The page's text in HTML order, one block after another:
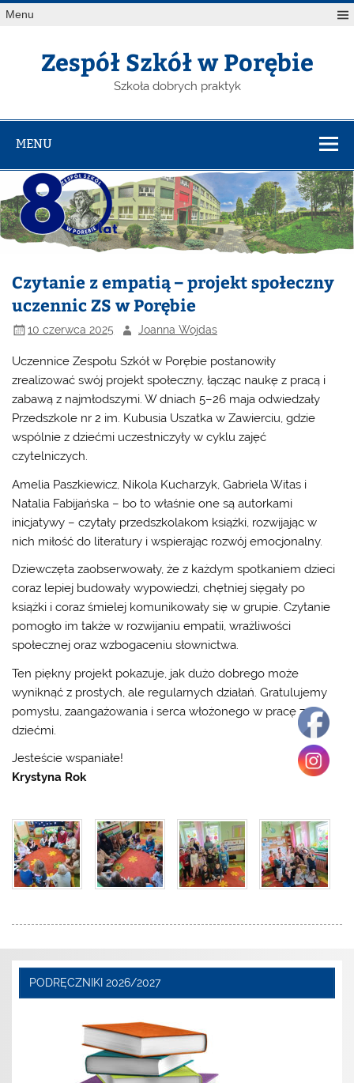
Menu
Zespół Szkół w Porębie
Szkoła dobrych praktyk
MENU
Czytanie z empatią – projekt społeczny
uczennic ZS w Porębie
10 czerwca 2025 Joanna Wojdas
Uczennice Zespołu Szkół w Porębie postanowiły
zrealizować swój projekt społeczny, łącząc naukę z pracą i
zabawą z najmłodszymi. W dniach 5–26 maja odwiedzały
Przedszkole nr 2 im. Kubusia Uszatka w Zawierciu, gdzie
wspólnie z dziećmi uczestniczyły w cyklu zajęć
czytelniczych.
Amelia Paszkiewicz, Nikola Kucharzyk, Gabriela Witas i
Natalia Fabijańska – bo to właśnie one są autorkami
inicjatywy – czytały przedszkolakom książki, rozwijając w
nich miłość do literatury i wspierając rozwój emocjonalny.
Dziewczęta zaobserwowały, że z każdym spotkaniem dzieci
coraz lepiej budowały wypowiedzi, chętniej sięgały po
książki i coraz śmielej komunikowały się w grupie. Czytanie
pomogło im także w rozwijaniu empatii, wrażliwości
społecznej oraz wzbogaceniu słownictwa.
Ten piękny projekt pokazuje, jak dużo dobrego może
wyniknąć z prostych, ale regularnych działań. Gratulujemy
pomysłu, zaangażowania i serca włożonego w pracę z
dziećmi.
Jesteście wspaniałe!
Krystyna Rok
PODRĘCZNIKI 2026/2027